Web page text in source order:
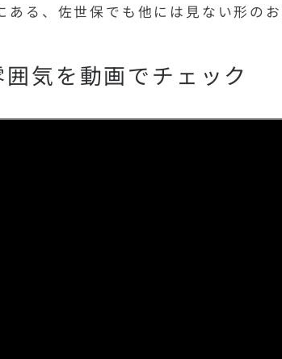
ある、佐世保でも他には見ない形のお
気を動画でチェック